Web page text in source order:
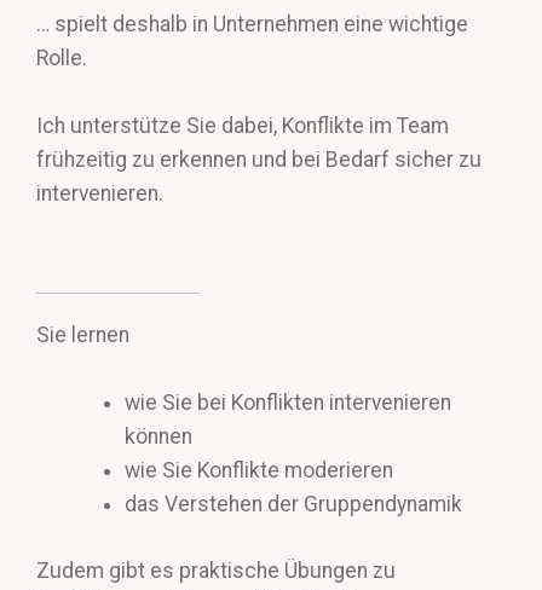
… spielt deshalb in Unternehmen eine wichtige
Rolle.
Ich unterstütze Sie dabei, Konflikte im Team
frühzeitig zu erkennen und bei Bedarf sicher zu
intervenieren.
Sie lernen
wie Sie bei Konflikten intervenieren
können
wie Sie Konflikte moderieren
das Verstehen der Gruppendynamik
Zudem gibt es praktische Übungen zu